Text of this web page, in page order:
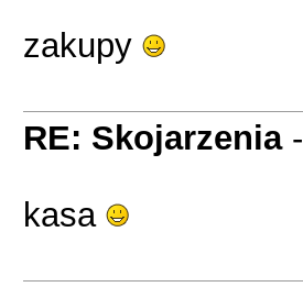
zakupy
RE: Skojarzenia-
kasa